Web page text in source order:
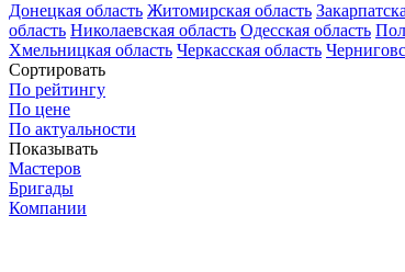
Донецкая область Житомирская область
область Николаевская область Одесская область
Хмельницкая область Черкасская область
Сортировать
По рейтингу
По цене
По актуальности
Показывать
Мастеров
Бригады
Компании